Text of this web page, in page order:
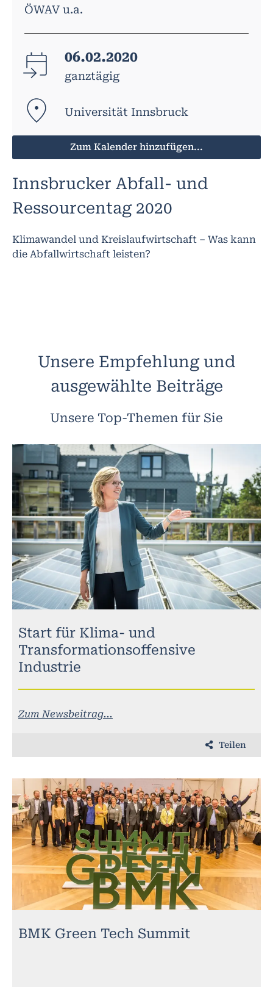
ÖWAV u.a.
06.02.2020
ganztägig
Universität Innsbruck
Zum Kalender hinzufügen...
Innsbrucker Abfall- und
Ressourcentag 2020
Klimawandel und Kreislaufwirtschaft – Was kann
die Abfallwirtschaft leisten?
Unsere Empfehlung und
ausgewählte Beiträge
Unsere Top-Themen für Sie
Start für Klima- und
Transformationsoffensive
Industrie
Zum Newsbeitrag...
Teilen
BMK Green Tech Summit